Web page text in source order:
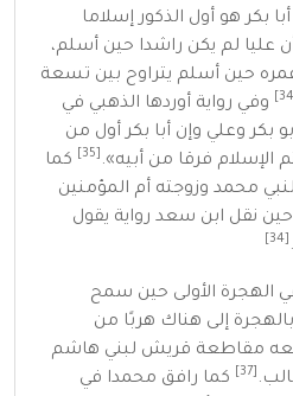
أبا بكرهو أول الذكور إسلاما
عليا لم يكن راشدا حين أسلم،
عمره حين أسلم يتراوح بين تسعة
وفي رواية أوردها الذهبي في
بكر وعلي وإن أبا بكر أول من
الإسلام فرقا من أبيه»
.
كما
محمد وزوجته أم المؤمنين
نقل ابن سعد رواية يقول
الهجرة الأولى حين سمح
إلى هناك هربًا من
مقاطعة قريش لبني هاشم
.
كما رافق محمدا في